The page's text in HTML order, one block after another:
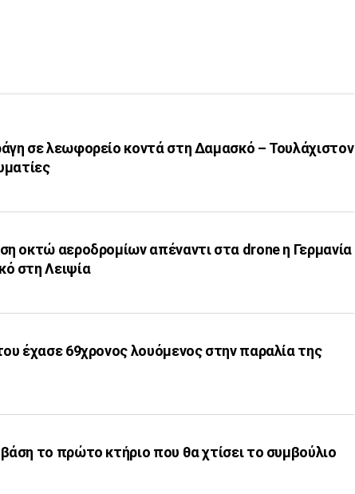
σε λεωφορείο κοντά στη Δαμασκό – Τουλάχιστον
οκτώ αεροδρομίων απέναντι στα drone η Γερμανία
στη Λειψία
έχασε 69χρονος λουόμενος στην παραλία της
το πρώτο κτήριο που θα χτίσει το συμβούλιο